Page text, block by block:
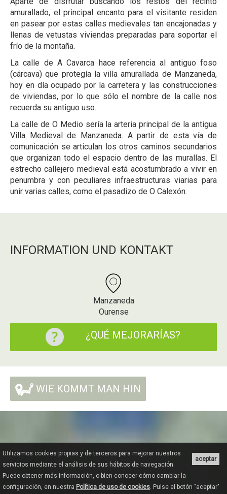
amurallado, el principal encanto para el visitante residen
en pasear por estas calles medievales tan encajonadas y
llenas de vetustas viviendas preparadas para soportar el
frío de la montaña.
La calle de A Cavarca hace referencia al antiguo foso
(cárcava) que protegía la villa amurallada de Manzaneda,
hoy en día ocupado por la carretera y las construcciones
de viviendas, por lo que sólo el nombre de la calle nos
recuerda su antiguo uso.
La calle de O Medio sería la arteria principal de la antigua
Villa Medieval de Manzaneda. A partir de esta vía de
comunicación se articulan los otros caminos secundarios
que organizan todo el espacio dentro de las murallas. El
estrecho callejero medieval está acostumbrado a vivir en
penumbra y con peculiares infraestructuras viarias para
unir varias calles, como el pasadizo de O Calexón.
INFORMATION UND KONTAKT
Manzaneda
Ourense
¿QUÉ MEJORARÍAS?
WIE KOMMT MAN HIN
aceptar
Utilizamos cookies propias y de terceros para mejorar nuestros
servicios mediante el análisis de sus hábitos de navegación.
Puede obtener más información, o bien conocer cómo cambiar la
configuración, en nuestra Política de uso de cookies. Pulse el botón "aceptar"